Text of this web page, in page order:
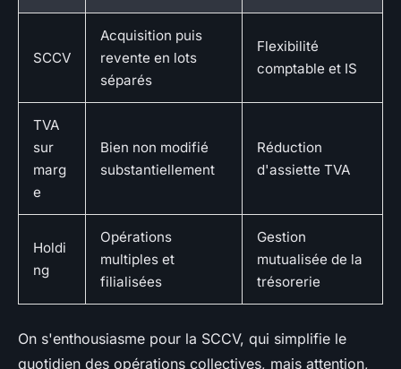
SCCV
Acquisition puis
revente en lots
séparés
Flexibilité
comptable et IS
TVA
sur
marg
e
Bien non modifié
substantiellement
Réduction
d'assiette TVA
Holdi
ng
Opérations
multiples et
filialisées
Gestion
mutualisée de la
trésorerie
On s'enthousiasme pour la SCCV, qui simplifie le
quotidien des opérations collectives, mais attention,